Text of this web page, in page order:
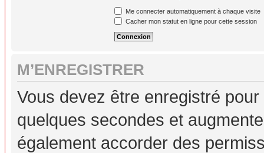
Me connecter automatiquement à chaque visite
Cacher mon statut en ligne pour cette session
M’ENREGISTRER
Vous devez être enregistré
quelques secondes et
également accorder des